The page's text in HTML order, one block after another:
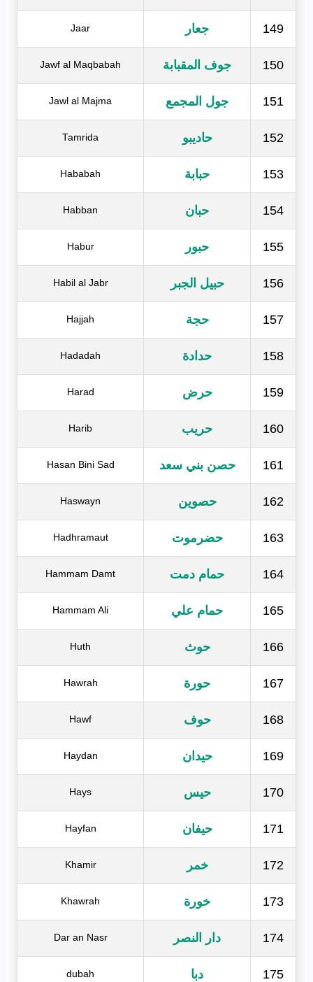
149 جعار Jaar
150 جوف المقبابة Jawf al Maqbabah
151 جول المجمع Jawl al Majma
152 حاديبو Tamrida
153 حبابة Hababah
154 حبان Habban
155 حبور Habur
156 حبيل الجبر Habil al Jabr
157 حجة Hajjah
158 حدادة Hadadah
159 حرض Harad
160 حريب Harib
161 حصن بني سعد Hasan Bini Sad
162 حصوين Haswayn
163 حضرموت Hadhramaut
164 حمام دمت Hammam Damt
165 حمام علي Hammam Ali
166 حوث Huth
167 حورة Hawrah
168 حوف Hawf
169 حيدان Haydan
170 حيس Hays
171 حيفان Hayfan
172 خمر Khamir
173 خورة Khawrah
174 دار النصر Dar an Nasr
175 دبا dubah